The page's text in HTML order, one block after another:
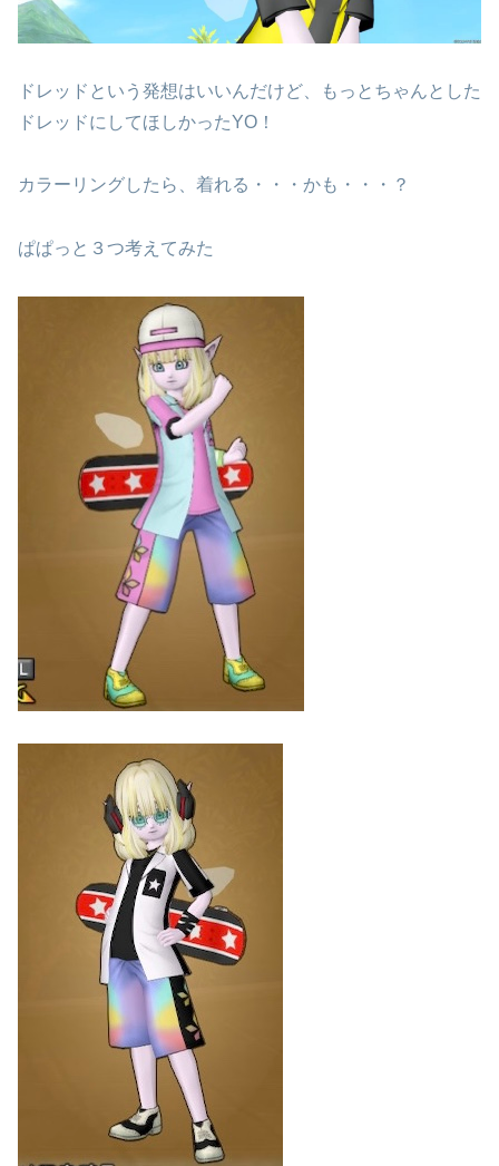
ドレッドという発想はいいんだけど、もっとちゃんとした
ドレッドにしてほしかったYO！
カラーリングしたら、着れる・・・かも・・・？
ぱぱっと３つ考えてみた